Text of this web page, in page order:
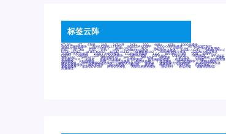
标签云阵
6Tx6Rx 8T 8T8R 24R 24T24R 24Tx 25G 48Rx 48Tx 100G光模块
400G OSFP光模块 400G QSFP112 DR4 800G DR8 OSFP 800G OSFP光模块 AD7606国产替代
AFBR-57B4APZ AFBR-1528CZ AFBR-2528CZ AOC Bypass Camera Link CWDM波分复用器
DAS DC~4M DSS DTS DVS GYMB光纤连接器 GYM光纤连接器 HFBR-1531Z HFBR-2531Z
HFBR-4501Z HFBR-4503Z HFBR-4511Z HFBR-4513Z J599A6光纤连接器 J599A8光电连接器
J599MT光纤连接器 J599Ⅰ光电连接器 LC超短型光模块 LGA Mini SAS MT POB QSFP
QSFP+ QSFP28 QSFP28 100G光模块 QSFP28笼座 QSFP 40G QSFP笼座 RP连接器 SFF-8431
SFF-8436 SFF-8472 SFF-8654 4i SFP 10G SFP MSA SFP笼座 Z-BLOCK 万兆交换机 交换机
光切换仪OLP 光开关 光模块笼子座子 光电探测器 光电编码器模块 光电连接器 光端机 光纤激光器
光纤跳线 光纤连接器 光耦 全国产交换机 军品级光耦 千兆交换机 国产化光模块 射频光模块
微型光模块 微型可插拔BGA光模块 微型波分复用器 探测器 收发模块光学引擎组件 机架式光纤收发器
模拟光发射模块 模拟光器件 波分复用器 测试版 激光器 特种光纤 特种光缆 百兆交换机
相机光模块 紧凑型DWDM 网管型交换机 表贴式单路光模块 通信光纤 通信光缆 铌酸锂调制器
高速线缆